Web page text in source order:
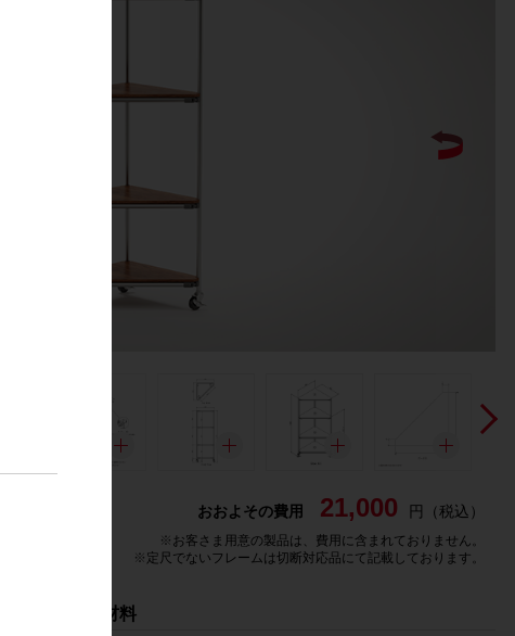
おおよその費用 21,000 円（税込）
※ お客さま用意の製品は、費用に含まれておりません。
※ 定尺でないフレームは切断対応品にて記載しております。
G-Fun 材料